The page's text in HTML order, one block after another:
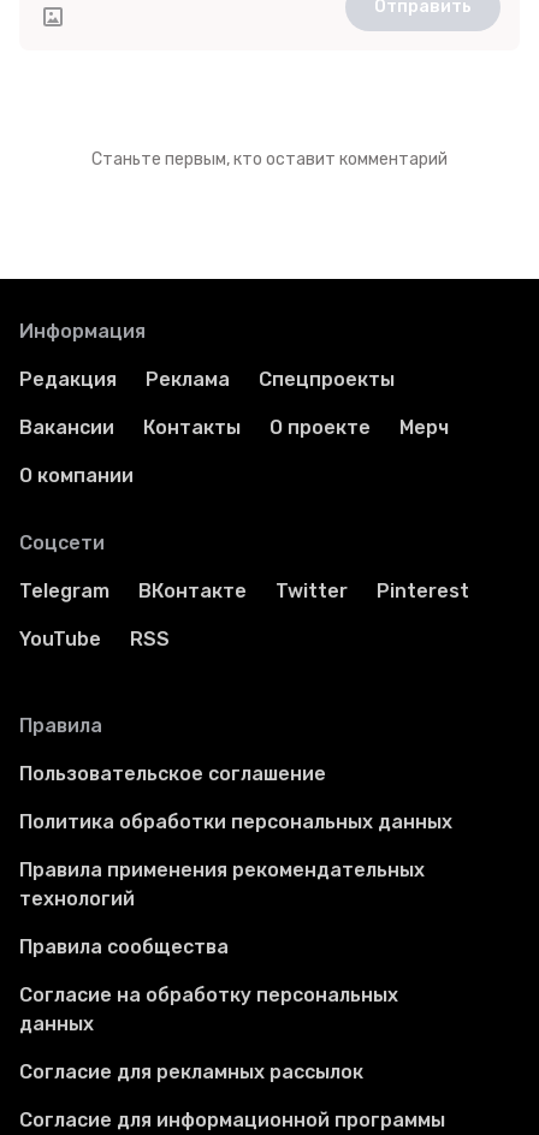
Отправить
Станьте первым, кто оставит комментарий
Информация
Редакция Реклама Спецпроекты
Вакансии Контакты О проекте Мерч
О компании
Соцсети
Telegram ВКонтакте Twitter Pinterest
YouTube RSS
Правила
Пользовательское соглашение
Политика обработки персональных данных
Правила применения рекомендательных
технологий
Правила сообщества
Согласие на обработку персональных
данных
Согласие для рекламных рассылок
Согласие для информационной программы